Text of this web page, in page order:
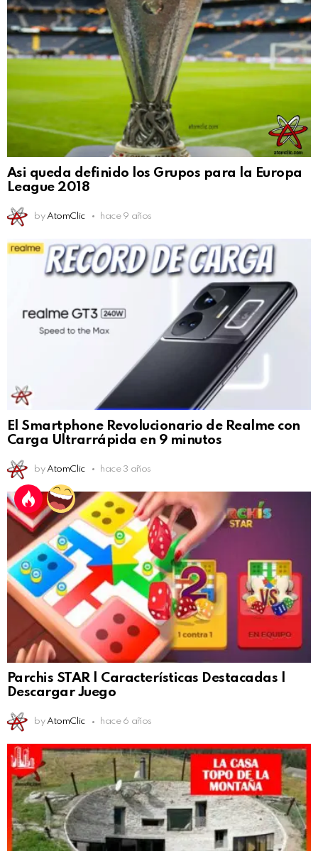
Asi queda definido los Grupos para la Europa
League 2018
by AtomClic hace 9 años
El Smartphone Revolucionario de Realme con
Carga Ultrarrápida en 9 minutos
by AtomClic hace 3 años
Parchis STAR | Características Destacadas |
Descargar Juego
by AtomClic hace 6 años